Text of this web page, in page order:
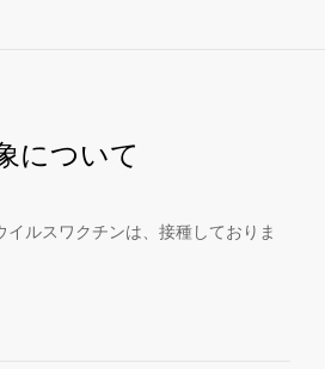
について
ルスワクチンは、接種しておりま